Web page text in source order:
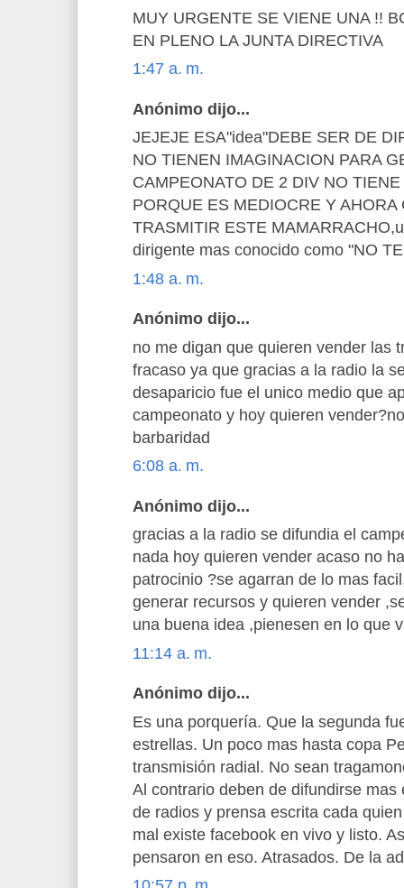
MUY URGENTE SE VIENE UNA !!
EN PLENO LA JUNTA DIRECTIVA
1:47 a. m.
Anónimo dijo...
JEJEJE ESA"idea"DEBE SER DE
NO TIENEN IMAGINACION PARA
CAMPEONATO DE 2 DIV NO
PORQUE ES MEDIOCRE Y AHORA
TRASMITIR ESTE
dirigente mas conocido como "NO
1:48 a. m.
Anónimo dijo...
no me digan que quieren vender las
fracaso ya que gracias a la radio la
desaparicio fue el unico medio que
campeonato y hoy quieren
barbaridad
6:08 a. m.
Anónimo dijo...
gracias a la radio se difundia el
nada hoy quieren vender acaso no
patrocinio ?se agarran de lo mas
generar recursos y quieren vender
una buena idea ,pienesen en lo que
11:14 a. m.
Anónimo dijo...
Es una porquería. Que la segunda
estrellas. Un poco mas hasta copa
transmisión radial. No sean
Al contrario deben de difundirse
de radios y prensa escrita cada
mal existe facebook en vivo y listo.
pensaron en eso. Atrasados. De la